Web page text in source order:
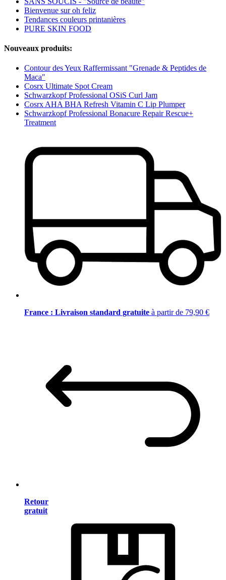
Bienvenue sur oh feliz
Tendances couleurs printanières
PURE SKIN FOOD
Nouveaux produits:
Contour des Yeux Raffermissant "Grenade & Peptides de
Maca"
Cosrx Ultimate Spot Cream
Schwarzkopf Professional OSiS Curl Jam
Cosrx AHA BHA Refresh Vitamin C Lip Plumper
Schwarzkopf Professional Bonacure Repair Rescue+
Treatment
France : Livraison standard gratuite à partir de 79,90 €
Retour
gratuit